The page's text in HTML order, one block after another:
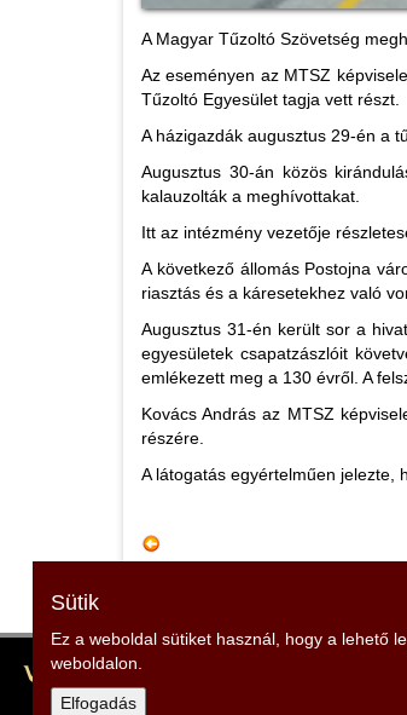
A Magyar Tűzoltó Szövetség
Az eseményen az MTSZ
Tűzoltó Egyesület tagja vett részt.
A házigazdák augusztus 29-én a
Augusztus 30-án közös
kalauzolták a meghívottakat.
Itt az intézmény vezetője
A következő állomás Postojna
riasztás és a káresetekhez való
Augusztus 31-én került sor a
egyesületek csapatzászlóit
emlékezett meg a 130 évről. A
Kovács András az MTSZ
részére.
A látogatás egyértelműen jelezte,
Vas Vármegyei Szent Flórián Tűzoltó és
Sütik
Ez a weboldal sütiket használ, hogy a lehető
weboldalon.
Elfogadás